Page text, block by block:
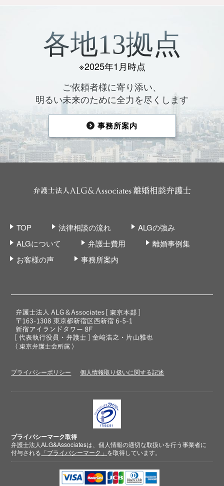
各地13拠点
※2025年1月時点
ご依頼者様に寄り添い、
明るい未来のために全力を尽くします
事務所案内
TOP 法律相談の流れ
ALGの強み
ALGについて
弁護士費用
離婚事例集
お客様の声
事務所案内
プライバシーポリシー 個人情報取り扱いに関する記述
プライバシーマーク取得
弁護士法人ALG&Associatesは、個人情報の適切な取扱いを行う事業者に
付与される 「プライバシーマーク」 を取得しています。